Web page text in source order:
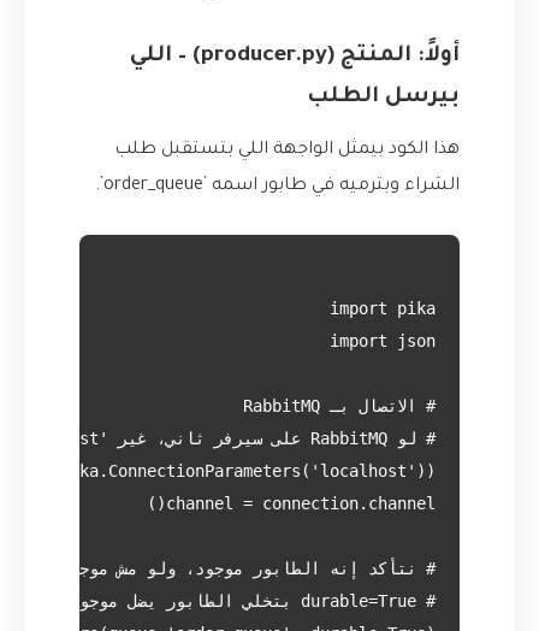
أولاً: المنتج (producer.py) – اللي
بيرسل الطلب
هذا الكود بيمثل الواجهة اللي بتستقبل طلب
الشراء وبترميه في طابور اسمه `order_queue`.